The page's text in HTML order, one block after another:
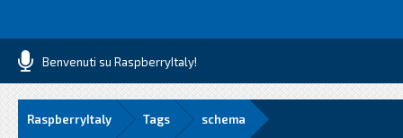
Benvenuti su RaspberryItaly!
RaspberryItaly Tags schema